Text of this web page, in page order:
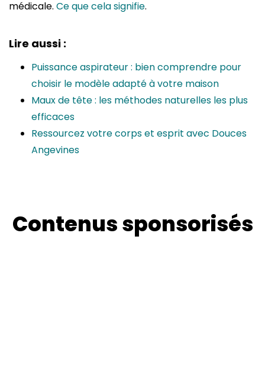
médicale. Ce que cela signifie.
Lire aussi :
Puissance aspirateur : bien comprendre pour
choisir le modèle adapté à votre maison
Maux de tête : les méthodes naturelles les plus
efficaces
Ressourcez votre corps et esprit avec Douces
Angevines
Contenus sponsorisés